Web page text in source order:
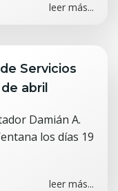
leer más...
Servicios
abril
Damián A.
los días 19
leer más...